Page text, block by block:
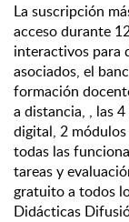
La suscripción
acceso durante
interactivos para
asociados, el
formación
a distancia, , las
digital, 2
todas las
tareas y
gratuito a todos
Didácticas